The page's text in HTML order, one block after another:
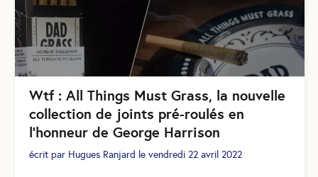
Wtf : All Things Must Grass, la nouvelle
collection de joints pré-roulés en
l'honneur de George Harrison
écrit par Hugues Ranjard le vendredi 22 avril 2022